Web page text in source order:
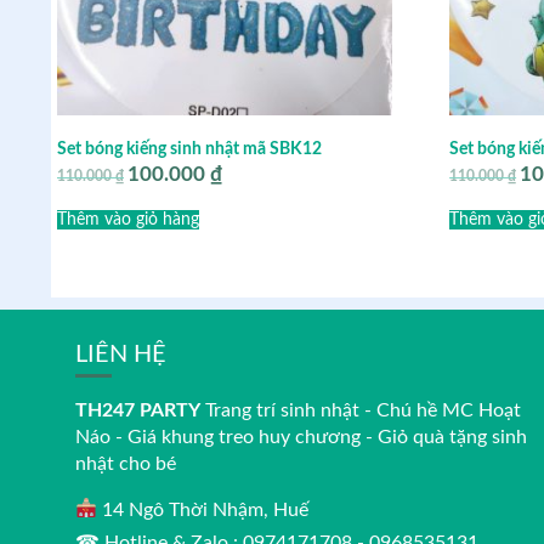
Set bóng kiếng sinh nhật mã SBK12
110.000₫ Giá
là:
110.000 ₫.
100.000 ₫
Thêm vào giỏ hàng
Set bóng
110.000₫ Giá
là:
Thêm vào
LIÊN HỆ
TH247 PARTYTrang trí sinh nhật - Chú hề MC Hoạt
Náo - Giá khung treo huy chương - Giỏ quà tặng sinh
nhật cho bé
14 Ngô Thời Nhậm, Huế